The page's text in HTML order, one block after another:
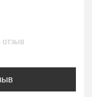
отзыв